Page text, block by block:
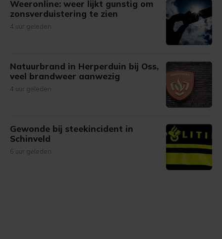
Weeronline: weer lijkt gunstig om
zonsverduistering te zien
4 uur geleden
Natuurbrand in Herperduin bij Oss,
veel brandweer aanwezig
4 uur geleden
Gewonde bij steekincident in
Schinveld
6 uur geleden